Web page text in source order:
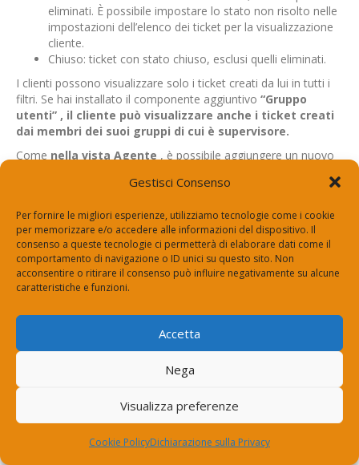
Gestisci Consenso
Per fornire le migliori esperienze, utilizziamo tecnologie come i cookie
per memorizzare e/o accedere alle informazioni del dispositivo. Il
consenso a queste tecnologie ci permetterà di elaborare dati come il
comportamento di navigazione o ID unici su questo sito. Non
acconsentire o ritirare il consenso può influire negativamente su alcune
caratteristiche e funzioni.
Accetta
Nega
Visualizza preferenze
Cookie PolicyDichiarazione sulla Privacy
eliminati. È possibile impostare lo stato non risolto nelle
impostazioni dell’elenco dei ticket per la visualizzazione
cliente.
Chiuso: ticket con stato chiuso, esclusi quelli eliminati.
I clienti possono visualizzare solo i ticket creati da lui in tutti i
filtri. Se hai installato il componente aggiuntivo “Gruppo
utenti” , il cliente può visualizzare anche i ticket creati
dai membri dei suoi gruppi di cui è supervisore.
Come nella vista Agente , è possibile aggiungere un nuovo
utenti, esclusi gli agenti.
Filtri salvati
riutilizzabili, risparmiando tempo e fatica quando si applicano
frequentemente gli stessi criteri.
Sia i clienti che gli agenti possono filtrare i ticket
utilizzando criteri personalizzati quando i filtri predefiniti
Esempio: un utente desidera visualizzare i ticket